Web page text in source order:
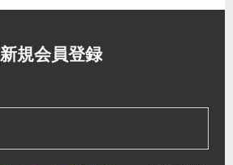
新規会員登録